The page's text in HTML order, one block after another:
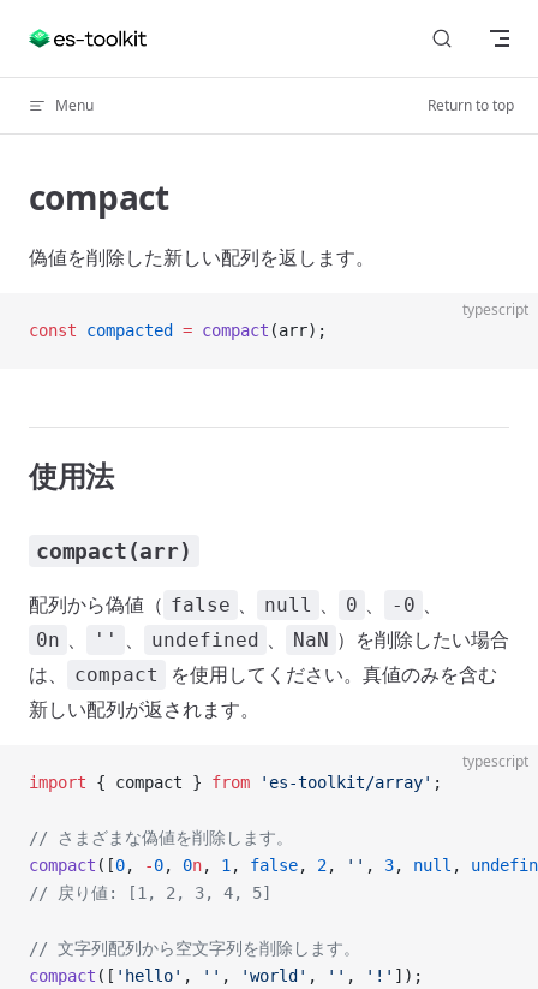
Skip to content
Menu Return to top
compact
偽値を削除した新しい配列を返します。
typescript
const compacted = compact (arr);
使用法
compact(arr)
配列から偽値（ false 、 null 、 0 、 -0 、
0n 、 '' 、 undefined 、 NaN ）を削除したい場合
は、
compact
を使用してください。真値のみを含む
新しい配列が返されます。
typescript
import { compact } from 'es-toolkit/array' ;
// さまざまな偽値を削除します。
compact ([0, -0, 0n, 1 , false, 2, '' , 3, null ,
// 戻り値: [1, 2, 3, 4, 5]
// 文字列配列から空文字列を削除します。
compact ([ 'hello' , '' , 'world' , '' , '!' ]);